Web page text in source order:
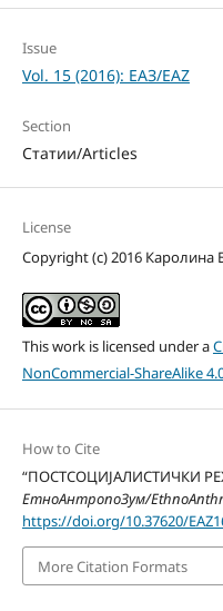
Issue
Vol. 15 (2016): ЕАЗ/EAZ
Section
Статии/Articles
License
Copyright (c) 2016 Каролина
This work is licensed under a
NonCommercial-ShareAlike
How to Cite
“ПОСТСОЦИЈАЛИСТИЧКИ
ЕтноАнтропоЗум/
https://doi.org/10.37620/
More Citation Formats